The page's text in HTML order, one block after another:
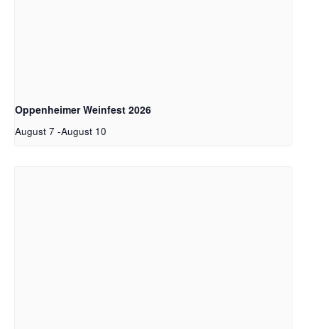
Oppenheimer Weinfest 2026
August 7 -August 10